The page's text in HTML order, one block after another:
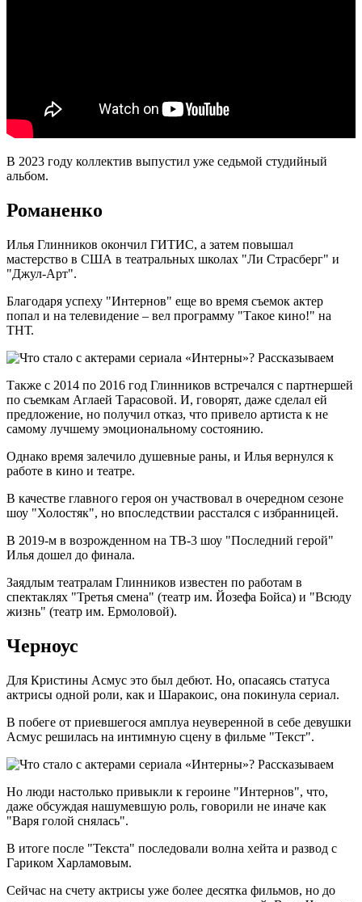
В 2023 году коллектив выпустил уже седьмой студийный
альбом.
Романенко
Илья Глинников окончил ГИТИС, а затем повышал
мастерство в США в театральных школах "Ли Страсберг" и
"Джул-Арт".
Благодаря успеху "Интернов" еще во время съемок актер
попал и на телевидение – вел программу "Такое кино!" на
ТНТ.
Также с 2014 по 2016 год Глинников встречался с партнершей
по съемкам Аглаей Тарасовой. И, говорят, даже сделал ей
предложение, но получил отказ, что привело артиста к не
самому лучшему эмоциональному состоянию.
Однако время залечило душевные раны, и Илья вернулся к
работе в кино и театре.
В качестве главного героя он участвовал в очередном сезоне
шоу "Холостяк", но впоследствии расстался с избранницей.
В 2019-м в возрожденном на ТВ-3 шоу "Последний герой"
Илья дошел до финала.
Заядлым театралам Глинников известен по работам в
спектаклях "Третья смена" (театр им. Йозефа Бойса) и "Всюду
жизнь" (театр им. Ермоловой).
Черноус
Для Кристины Асмус это был дебют. Но, опасаясь статуса
актрисы одной роли, как и Шаракоис, она покинула сериал.
В побеге от приевшегося амплуа неуверенной в себе девушки
Асмус решилась на интимную сцену в фильме "Текст".
Но люди настолько привыкли к героине "Интернов", что,
даже обсуждая нашумевшую роль, говорили не иначе как
"Варя голой снялась".
В итоге после "Текста" последовали волна хейта и развод с
Гариком Харламовым.
Сейчас на счету актрисы уже более десятка фильмов, но до